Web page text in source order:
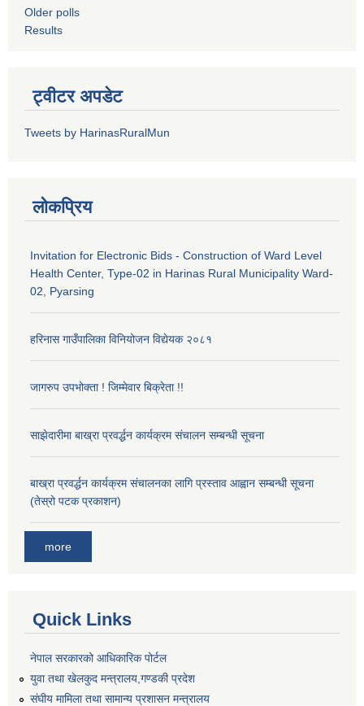
Older polls
Results
ट्वीटर अपडेट
Tweets by HarinasRuralMun
लोकप्रिय
Invitation for Electronic Bids - Construction of Ward Level
Health Center, Type-02 in Harinas Rural Municipality Ward-
02, Pyarsing
हरिनास गाउँपालिका विनियोजन विद्येयक २०८१
जागरुप उपभोक्ता ! जिम्मेवार बिक्रेता !!
साझेदारीमा बाख्रा प्रवर्द्धन कार्यक्रम संचालन सम्बन्धी सूचना
बाख्रा प्रवर्द्धन कार्यक्रम संचालनका लागि प्रस्ताव आह्वान सम्बन्धी सूचना
(तेस्रो पटक प्रकाशन)
more
Quick Links
नेपाल सरकारको आधिकारिक पोर्टल
युवा तथा खेलकुद मन्त्रालय,गण्डकी प्रदेश
संघीय मामिला तथा सामान्य प्रशासन मन्त्रालय